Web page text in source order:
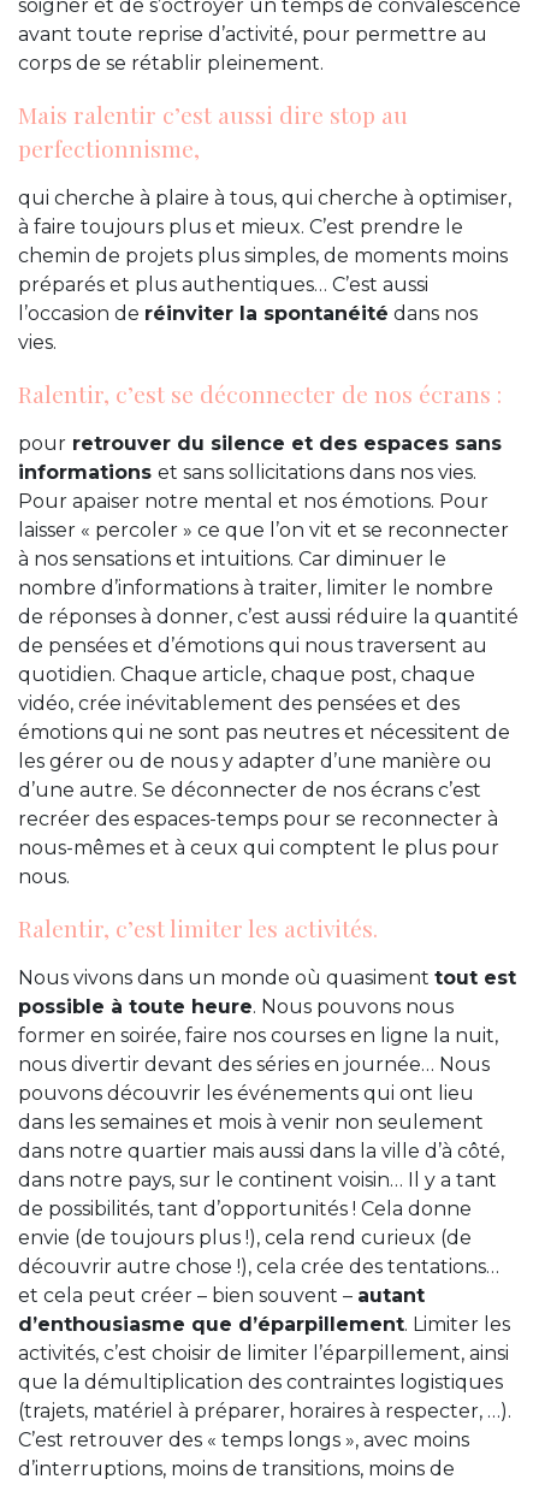
soigner et de s’octroyer un temps de convalescence
avant toute reprise d’activité, pour permettre au
corps de se rétablir pleinement.
Mais ralentir c’est aussi dire stop au
perfectionnisme,
qui cherche à plaire à tous, qui cherche à optimiser,
à faire toujours plus et mieux. C’est prendre le
chemin de projets plus simples, de moments moins
préparés et plus authentiques… C’est aussi
l’occasion de réinviter la spontanéité dans nos
vies.
Ralentir, c’est se déconnecter de nos écrans :
pour retrouver du silence et des espaces sans
informations et sans sollicitations dans nos vies.
Pour apaiser notre mental et nos émotions. Pour
laisser « percoler » ce que l’on vit et se reconnecter
à nos sensations et intuitions. Car diminuer le
nombre d’informations à traiter, limiter le nombre
de réponses à donner, c’est aussi réduire la quantité
de pensées et d’émotions qui nous traversent au
quotidien. Chaque article, chaque post, chaque
vidéo, crée inévitablement des pensées et des
émotions qui ne sont pas neutres et nécessitent de
les gérer ou de nous y adapter d’une manière ou
d’une autre. Se déconnecter de nos écrans c’est
recréer des espaces-temps pour se reconnecter à
nous-mêmes et à ceux qui comptent le plus pour
nous.
Ralentir, c’est limiter les activités.
Nous vivons dans un monde où quasiment tout est
possible à toute heure. Nous pouvons nous
former en soirée, faire nos courses en ligne la nuit,
nous divertir devant des séries en journée… Nous
pouvons découvrir les événements qui ont lieu
dans les semaines et mois à venir non seulement
dans notre quartier mais aussi dans la ville d’à côté,
dans notre pays, sur le continent voisin… Il y a tant
de possibilités, tant d’opportunités ! Cela donne
envie (de toujours plus !), cela rend curieux (de
découvrir autre chose !), cela crée des tentations…
et cela peut créer – bien souvent – autant
d’enthousiasme que d’éparpillement. Limiter les
activités, c’est choisir de limiter l’éparpillement, ainsi
que la démultiplication des contraintes logistiques
(trajets, matériel à préparer, horaires à respecter, …).
C’est retrouver des « temps longs », avec moins
d’interruptions, moins de transitions, moins de